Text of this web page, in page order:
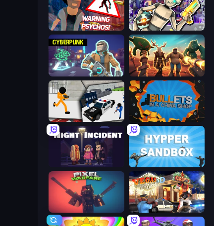
City of Psychos Cyberpunk: Corporation
Cyberpunk: Resistance Horde Crusher
Stickman Prison: Counter Assault BULLets in a China Shop
Night Incident Hypper Sandbox
Pixel Warfare Vegas Clash 3D